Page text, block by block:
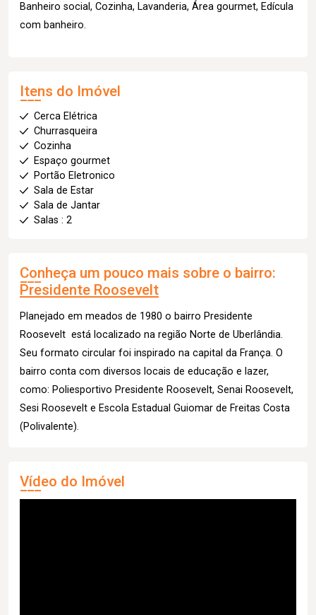
Banheiro social, Cozinha, Lavanderia, Área gourmet, Edícula
com banheiro.
Itens do Imóvel
Cerca Elétrica
Churrasqueira
Cozinha
Espaço gourmet
Portão Eletronico
Sala de Estar
Sala de Jantar
Salas : 2
Conheça um pouco mais sobre o bairro:
Presidente Roosevelt
Planejado em meados de 1980 o bairro Presidente
Roosevelt está localizado na região Norte de Uberlândia.
Seu formato circular foi inspirado na capital da França. O
bairro conta com diversos locais de educação e lazer,
como: Poliesportivo Presidente Roosevelt, Senai Roosevelt,
Sesi Roosevelt e Escola Estadual Guiomar de Freitas Costa
(Polivalente).
Vídeo do Imóvel